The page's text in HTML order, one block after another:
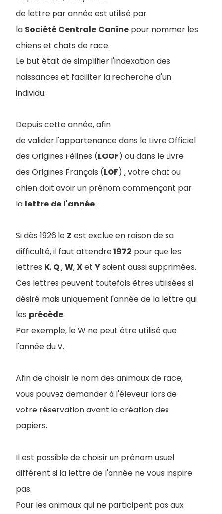
de lettre par année est utilisé par
la Société Centrale Canine pour nommer les
chiens et chats de race.
Le but était de simplifier l'indexation des
naissances et faciliter la recherche d'un
individu.
Depuis cette année, afin
de valider l'appartenance dans le Livre Officiel
des Origines Félines (LOOF) ou dans le Livre
des Origines Français (LOF) , votre chat ou
chien doit avoir un prénom commençant par
la lettre de l'année.
Si dès 1926 le Z est exclue en raison de sa
difficulté, il faut attendre1972 pour que les
lettres K, Q,W,Xet Ysoient aussi supprimées.
Ces lettres peuvent toutefois êtres utilisées si
désiré mais uniquement l'année de la lettre qui
les précède.
Par exemple, le W ne peut être utilisé que
l'année du V.
Afin de choisir le nom des animaux de race,
vous pouvez demander à l'éleveur lors de
votre réservation avant la création des
papiers.
Il est possible de choisir un prénom usuel
différent si la lettre de l'année ne vous inspire
pas.
Pour les animaux qui ne participent pas aux